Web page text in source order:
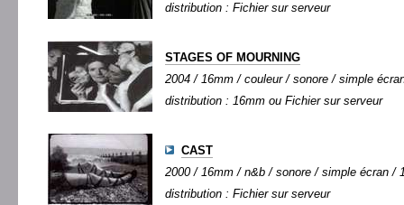
distribution : Fichier sur serveur
STAGES OF MOURNING
2004 / 16mm / couleur / sonore / simple
distribution : 16mm ou Fichier sur serveur
CAST
2000 / 16mm / n&b / sonore / simple écran /
distribution : Fichier sur serveur